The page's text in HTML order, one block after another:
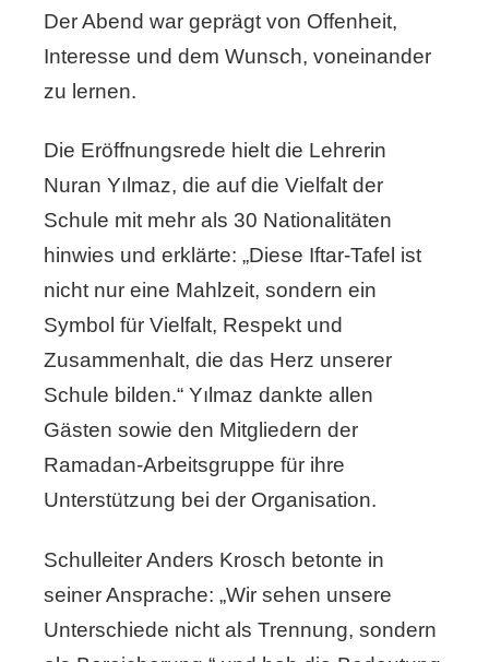
Der Abend war geprägt von Offenheit,
Interesse und dem Wunsch, voneinander
zu lernen.
Die Eröffnungsrede hielt die Lehrerin
Nuran Yılmaz, die auf die Vielfalt der
Schule mit mehr als 30 Nationalitäten
hinwies und erklärte: „Diese Iftar-Tafel ist
nicht nur eine Mahlzeit, sondern ein
Symbol für Vielfalt, Respekt und
Zusammenhalt, die das Herz unserer
Schule bilden.“ Yılmaz dankte allen
Gästen sowie den Mitgliedern der
Ramadan-Arbeitsgruppe für ihre
Unterstützung bei der Organisation.
Schulleiter Anders Krosch betonte in
seiner Ansprache: „Wir sehen unsere
Unterschiede nicht als Trennung, sondern